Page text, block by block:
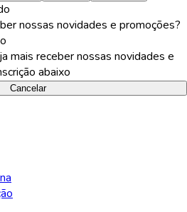
nossas novidades e promoções?
mais receber nossas novidades e
abaixo
Cancelar